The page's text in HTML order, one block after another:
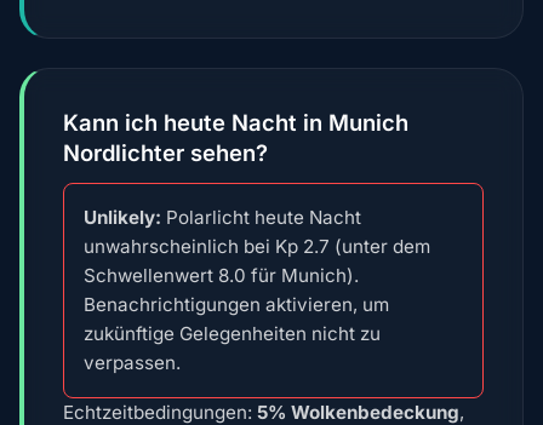
Kann ich heute Nacht in Munich
Nordlichter sehen?
Unlikely: Polarlicht heute Nacht
unwahrscheinlich bei Kp 2.7 (unter dem
Schwellenwert 8.0 für Munich).
Benachrichtigungen aktivieren, um
zukünftige Gelegenheiten nicht zu
verpassen.
Echtzeitbedingungen: 5% Wolkenbedeckung,